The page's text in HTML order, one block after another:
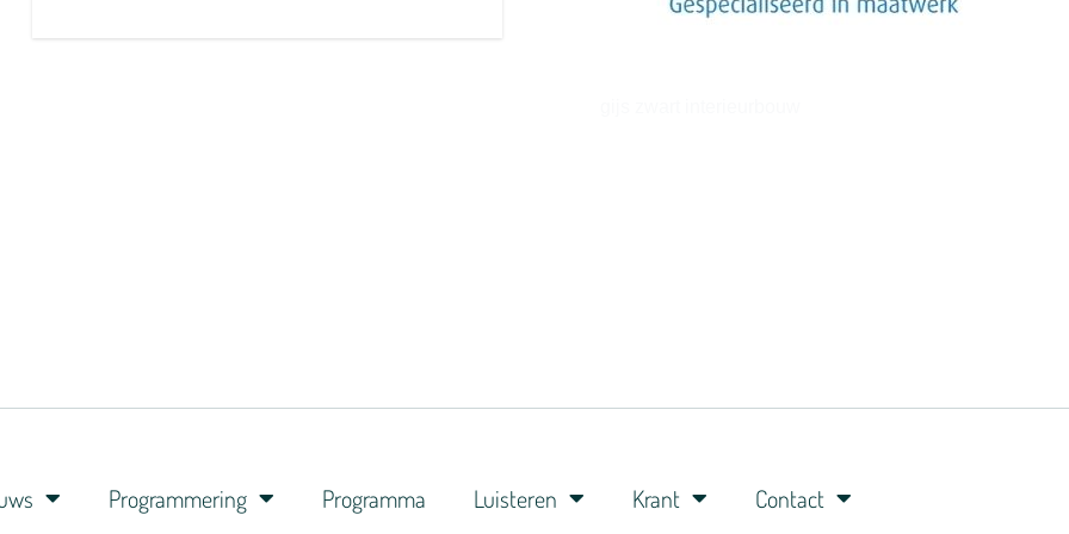
Programmering Programma Luisteren Krant Contact